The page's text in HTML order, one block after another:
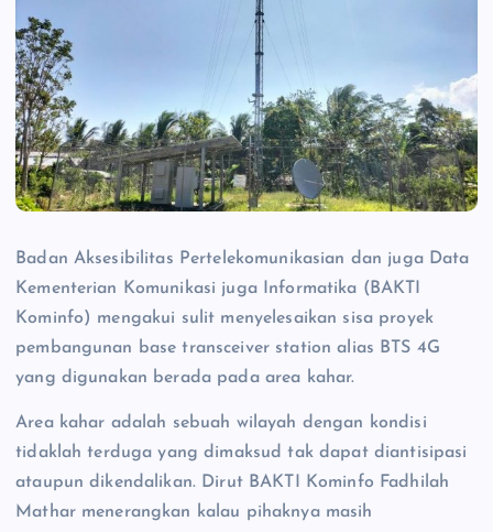
Badan Aksesibilitas Pertelekomunikasian dan juga Data
Kementerian Komunikasi juga Informatika (BAKTI
Kominfo) mengakui sulit menyelesaikan sisa proyek
pembangunan base transceiver station alias BTS 4G
yang digunakan berada pada area kahar.
Area kahar adalah sebuah wilayah dengan kondisi
tidaklah terduga yang dimaksud tak dapat diantisipasi
ataupun dikendalikan. Dirut BAKTI Kominfo Fadhilah
Mathar menerangkan kalau pihaknya masih